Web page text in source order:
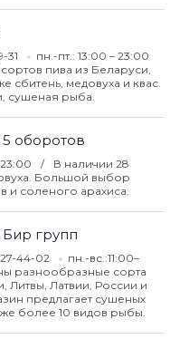
31
пн.-пт.: 13:00 – 23:00
пива из Беларуси,
сбитень, медовуха и квас.
сушеная рыба.
оборотов
В наличии 28
Большой выбор
и соленого арахиса.
групп
44-02
пн.-вс.:11:00–
разнообразные сорта
Литвы, Латвии, России и
предлагает сушеных
более 10 видов рыбы.